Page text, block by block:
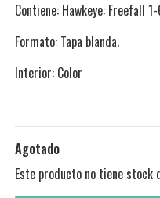
Contiene: Hawkeye: Freefall
Formato: Tapa blanda.
Interior: Color
Agotado
Este producto no tiene stock